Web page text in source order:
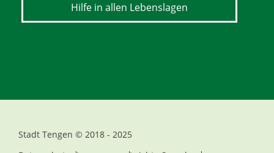
Hilfe in allen Lebenslagen
Stadt Tengen © 2018 - 2025